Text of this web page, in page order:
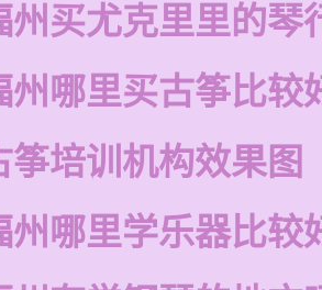
州买尤克里里的琴
州哪里买古筝比较
筝培训机构效果图
州哪里学乐器比较